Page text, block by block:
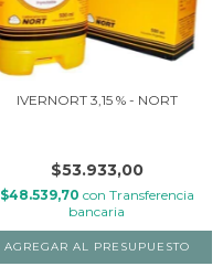
IVERNORT 3,15 % - NORT
$53.933,00
$48.539,70 con Transferencia
bancaria